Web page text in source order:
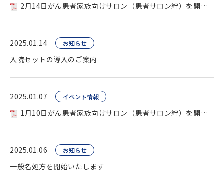
2月14日がん患者家族向けサロン（患者サロン絆）を開催します
2025.01.14 お知らせ
入院セットの導入のご案内
2025.01.07 イベント情報
1月10日がん患者家族向けサロン（患者サロン絆）を開催します
2025.01.06 お知らせ
一般名処方を開始いたします